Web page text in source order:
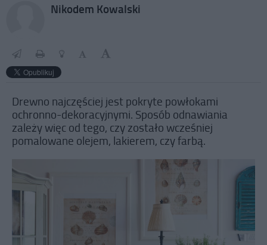
Nikodem Kowalski
Drewno najczęściej jest pokryte powłokami
ochronno-dekoracyjnymi. Sposób odnawiania
zależy więc od tego, czy zostało wcześniej
pomalowane olejem, lakierem, czy farbą.